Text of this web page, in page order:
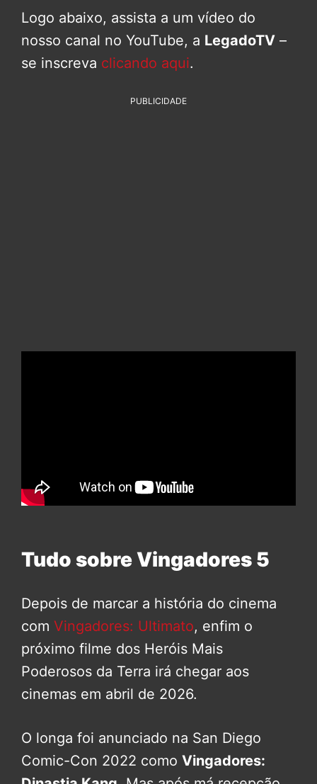
Logo abaixo, assista a um vídeo do
nosso canal no YouTube, a LegadoTV –
se inscreva clicando aqui.
PUBLICIDADE
Tudo sobre Vingadores 5
Depois de marcar a história do cinema
com Vingadores: Ultimato, enfim o
próximo filme dos Heróis Mais
Poderosos da Terra irá chegar aos
cinemas em abril de 2026.
O longa foi anunciado na San Diego
Comic-Con 2022 como Vingadores: